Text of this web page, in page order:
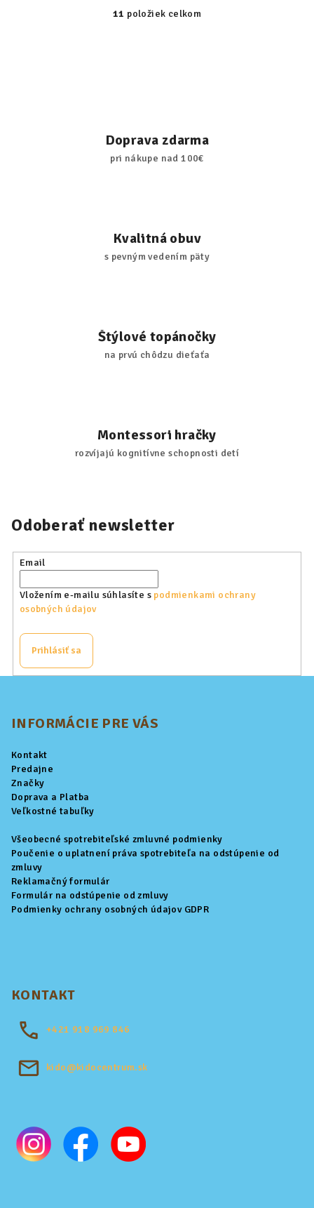
O
i
e
p
y
v
ý
11 položiek celkom
Doprava zdarma
pri nákupe nad 100€
Kvalitná obuv
s pevným vedením päty
Štýlové topánočky
na prvú chôdzu dieťaťa
Montessori hračky
rozvíjajú kognitívne schopnosti detí
Odoberať newsletter
Email
Vložením e-mailu súhlasíte s podmienkami ochrany
osobných údajov
Prihlásiť sa
INFORMÁCIE PRE VÁS
Kontakt
Predajne
Značky
Doprava a Platba
Veľkostné tabuľky
Všeobecné spotrebiteľské zmluvné podmienky
Poučenie o uplatnení práva spotrebiteľa na odstúpenie od
zmluvy
Reklamačný formulár
Formulár na odstúpenie od zmluvy
Podmienky ochrany osobných údajov GDPR
KONTAKT
+421 918 969 846
kido@kidocentrum.sk